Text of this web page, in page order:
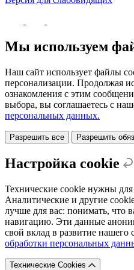
Мы используем
Наш сайт использует файлы
персонализации. Продолжая
ознакомления с этим
выбора, вы соглашаетесь с
персональных данных.
Разрешить все Разрешить
Настройка cookie
Технические cookie нужны
Аналитические и другие
лучше для вас: понимать, что
навигацию. Эти данные
свой вклад в развитие нашего
обработки персональных
Технические Cookies